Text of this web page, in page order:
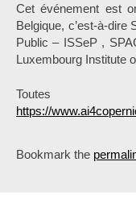
Cet événement est
Belgique, c’est-à-dire
Public – ISSeP ,
Luxembourg Institute
https://
Bookmark the